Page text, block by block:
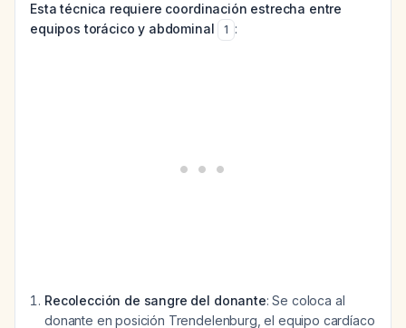
Esta técnica requiere coordinación estrecha entre
equipos torácico y abdominal
1 :
Recolección de sangre del donante: Se coloca al
donante en posición Trendelenburg, el equipo cardíaco